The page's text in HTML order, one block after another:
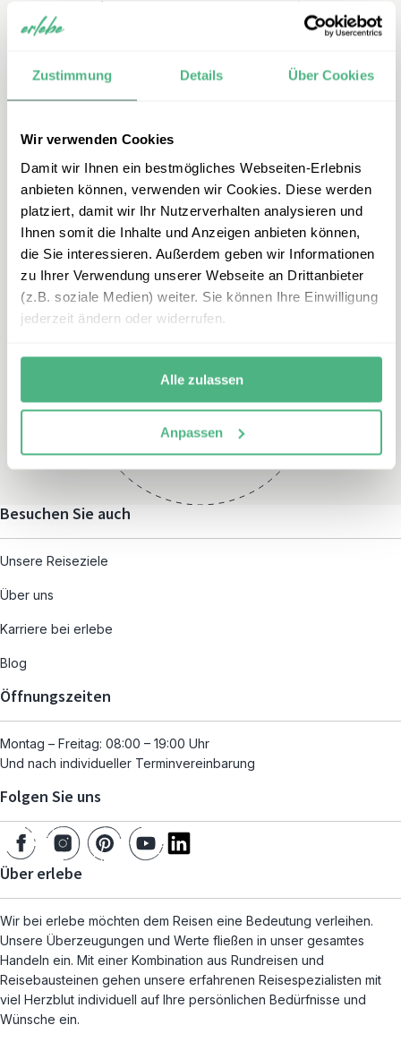
Zustimmung Details Über Cookies
Wir verwenden Cookies
Damit wir Ihnen ein bestmögliches Webseiten-Erlebnis
anbieten können, verwenden wir Cookies. Diese werden
platziert, damit wir Ihr Nutzerverhalten analysieren und
Ihnen somit die Inhalte und Anzeigen anbieten können,
die Sie interessieren. Außerdem geben wir Informationen
zu Ihrer Verwendung unserer Webseite an Drittanbieter
(z.B. soziale Medien) weiter. Sie können Ihre Einwilligung
jederzeit ändern oder widerrufen.
Alle zulassen
Anpassen
E-Mail
thailand@erlebe.de
Montag – Freitag:
und nach individueller
Terminvereinbarung
Besuchen Sie auch
Unsere Reiseziele
Über uns
Karriere bei erlebe
Blog
Öffnungszeiten
Montag – Freitag: 08:00 – 19:00 Uhr
Und nach individueller Terminvereinbarung
Folgen Sie uns
Über erlebe
Wir bei erlebe möchten dem Reisen eine Bedeutung verleihen.
Unsere Überzeugungen und Werte fließen in unser gesamtes
Handeln ein. Mit einer Kombination aus Rundreisen und
Reisebausteinen gehen unsere erfahrenen Reisespezialisten mit
viel Herzblut individuell auf Ihre persönlichen Bedürfnisse und
Wünsche ein.